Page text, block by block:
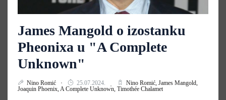
James Mangold o izostanku
Pheonixa u "A Complete
Unknown"
Nino Romić 25.07.2024. Nino Romić, James Mangold,
Joaquin Phoenix, A Complete Unknown, Timothée Chalamet